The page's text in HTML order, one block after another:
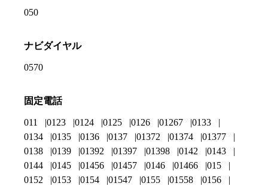
050
ナビダイヤル
0570
固定電話
011 0123 0124 0125 0126 01267
0133
0134
0135 0136 0137 01372 01374
01377
0138
0139 01392 01397 01398 0142
0143
0144
0145 01456 01457 0146 01466
015
0152
0153 0154 01547 0155 01558
0156